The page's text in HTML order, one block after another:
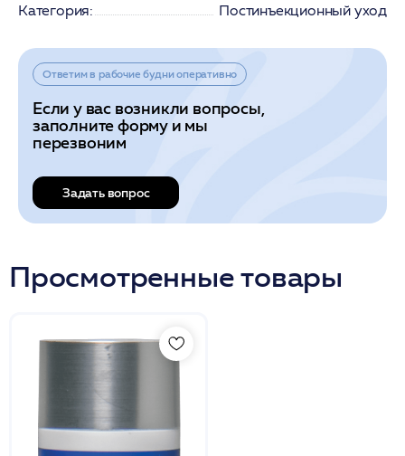
Категория:
Постинъекционный уход
Ответим в рабочие будни оперативно
Если у вас возникли вопросы,
заполните форму и мы
перезвоним
Задать вопрос
Просмотренные товары